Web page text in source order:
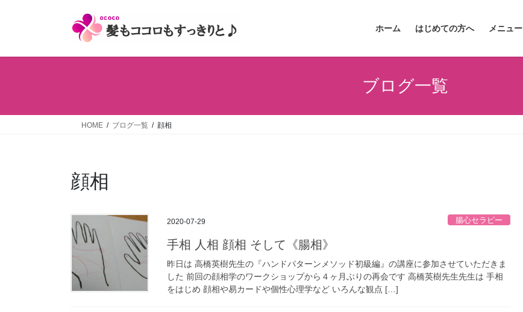
ホーム はじめての方へ メニュー
ブログ一覧
HOME ブログ一覧 顔相
顔相
2020-07-29 腸心セラピー
手相 人相 顔相 そして《腸相》
昨日は 高橋英樹先生の『ハンドパターンメソッド初級編』の講座に参加させていただきま
した 前回の顔相学のワークショップから４ヶ月ぶりの再会です 高橋英樹先生先生は 手相
をはじめ 顔相や易カードや個性心理学など いろんな観点 […]